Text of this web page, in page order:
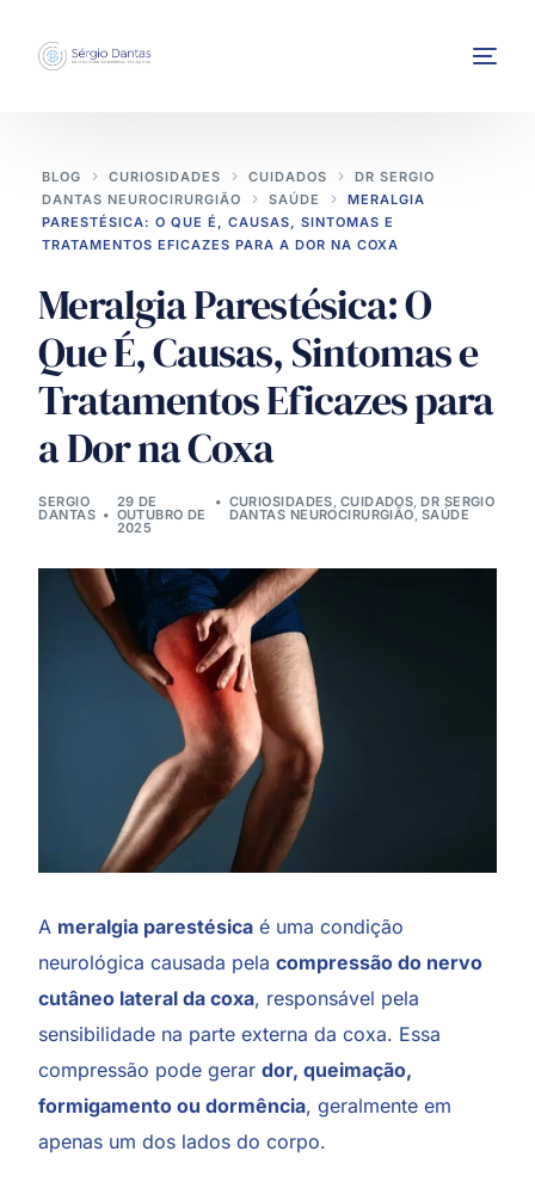
BLOG CURIOSIDADES CUIDADOS
DR SERGIO
DANTAS NEUROCIRURGIÃO
SAÚDE
MERALGIA
PARESTÉSICA: O QUE É, CAUSAS, SINTOMAS E
TRATAMENTOS EFICAZES PARA A DOR NA COXA
Meralgia Parestésica: O
Que É, Causas, Sintomas e
Tratamentos Eficazes para
a Dor na Coxa
SERGIO
DANTAS
29 DE
OUTUBRO DE
2025
CURIOSIDADES, CUIDADOS,DR SERGIO
DANTAS NEUROCIRURGIÃO, SAÚDE
A meralgia parestésica é uma condição
neurológica causada pelacompressão do nervo
cutâneo lateral da coxa, responsável pela
sensibilidade na parte externa da coxa. Essa
compressão pode gerardor, queimação,
formigamento ou dormência, geralmente em
apenas um dos lados do corpo.
INTERVENÇÕES